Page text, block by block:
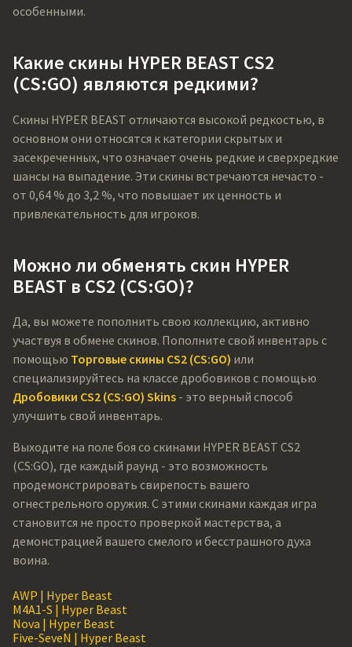
особенными.
Какие скины HYPER BEAST CS2
(CS:GO) являются редкими?
Скины HYPER BEAST отличаются высокой редкостью, в
основном они относятся к категории скрытых и
засекреченных, что означает очень редкие и сверхредкие
шансы на выпадение. Эти скины встречаются нечасто -
от 0,64 % до 3,2 %, что повышает их ценность и
привлекательность для игроков.
Можно ли обменять скин HYPER
BEAST в CS2 (CS:GO)?
Да, вы можете пополнить свою коллекцию, активно
участвуя в обмене скинов. Пополните свой инвентарь с
помощью Торговые скины CS2 (CS:GO) или
специализируйтесь на классе дробовиков с помощью
Дробовики CS2 (CS:GO) Skins - это верный способ
улучшить свой инвентарь.
Выходите на поле боя со скинами HYPER BEAST CS2
(CS:GO), где каждый раунд - это возможность
продемонстрировать свирепость вашего
огнестрельного оружия. С этими скинами каждая игра
становится не просто проверкой мастерства, а
демонстрацией вашего смелого и бесстрашного духа
воина.
AWP | Hyper Beast
M4A1-S | Hyper Beast
Nova | Hyper Beast
Five-SeveN | Hyper Beast